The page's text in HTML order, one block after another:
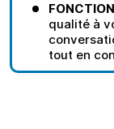
qualité à
tout en